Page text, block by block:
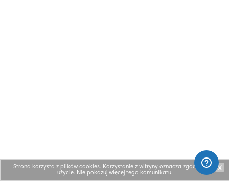
Strona korzysta z plików cookies. Korzystanie z witryny oznacza zgodę na ich
użycie. Nie pokazuj więcej tego komunikatu.
X